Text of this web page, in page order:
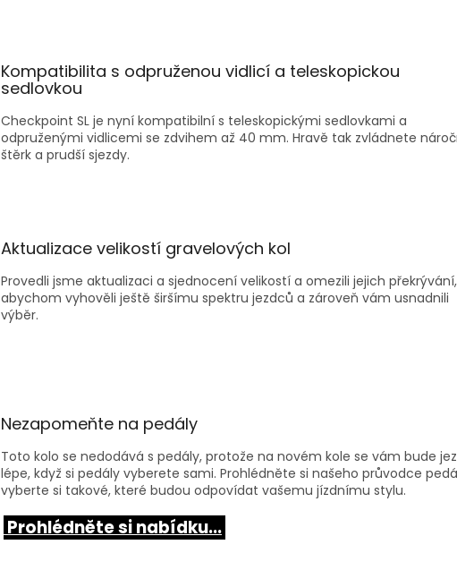
Kompatibilita s odpruženou vidlicí a teleskopickou
sedlovkou
Checkpoint SL je nyní kompatibilní s teleskopickými sedlovkami a
odpruženými vidlicemi se zdvihem až 40 mm. Hravě tak zvládnete
štěrk a prudší sjezdy.
Aktualizace velikostí gravelových kol
Provedli jsme aktualizaci a sjednocení velikostí a omezili jejich překrývání,
abychom vyhověli ještě širšímu spektru jezdců a zároveň vám usnadnili
výběr.
Nezapomeňte na pedály
Toto kolo se nedodává s pedály, protože na novém kole se vám bude
lépe, když si pedály vyberete sami. Prohlédněte si našeho průvodce
vyberte si takové, které budou odpovídat vašemu jízdnímu stylu.
Prohlédněte si nabídku...